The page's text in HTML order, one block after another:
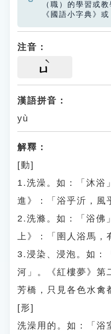
（職）的學習或
《國語小字典》
注音：
ㄩ
漢語拼音：
yù
解釋：
[動]
1.洗澡。如：「沐浴
進》：「浴乎沂，風
2.洗滌。如：「浴佛
上》：「圉人浴馬，
3.浸染、浸泡。如：
河」。《紅樓夢》第
芳橋，只見各色水禽
[形]
洗澡用的。如：「浴